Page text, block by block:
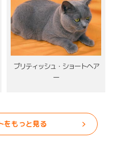
ブリティッシュ・ショートヘア
ー
をもっと見る